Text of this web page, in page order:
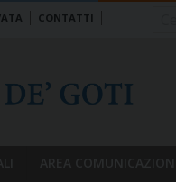
CONTATTI